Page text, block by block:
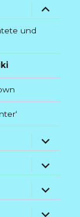
Untermenü
anzeigen
und
Untermenü
anzeigen
Untermenü
anzeigen
Untermenü
anzeigen
Untermenü